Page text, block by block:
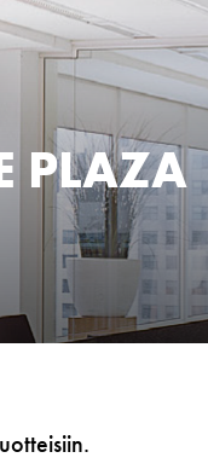
PLAZA